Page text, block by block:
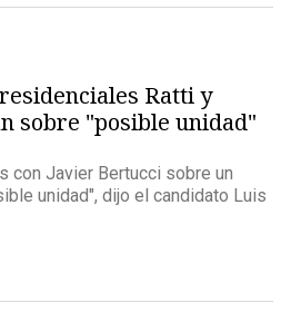
Ratti y
sobre "posible unidad"
con Javier Bertucci sobre un
unidad", dijo el candidato Luis